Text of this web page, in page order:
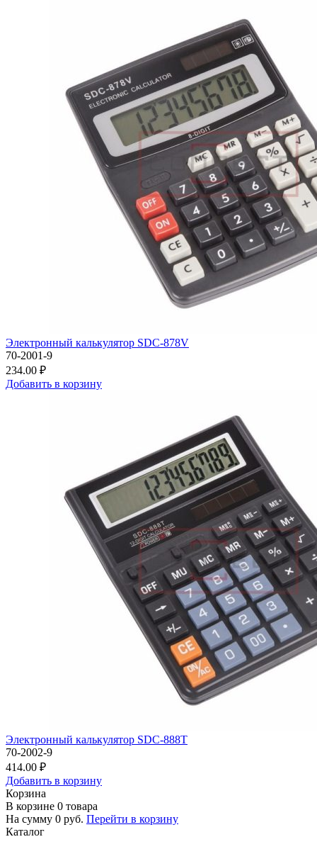
Электронный калькулятор SDC-878V
70-2001-9
234.00 ₽
Добавить в корзину
Электронный калькулятор SDC-888T
70-2002-9
414.00 ₽
Добавить в корзину
Корзина
В корзине 0 товара
На сумму 0 руб. Перейти в корзину
Каталог